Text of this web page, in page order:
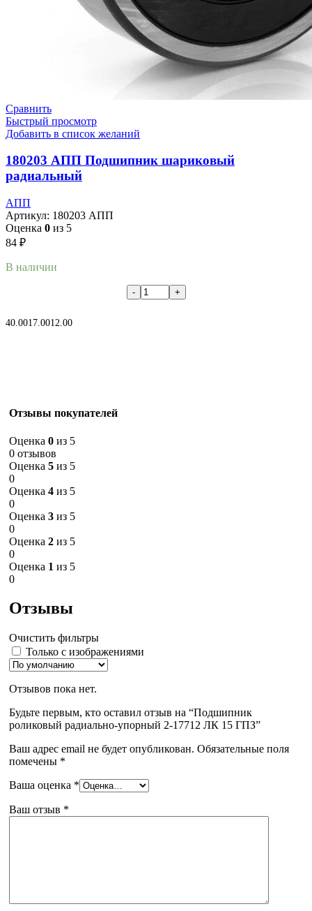
Сравнить
Быстрый просмотр
Добавить в список желаний
180203 АПП Подшипник шариковый
радиальный
АПП
Артикул: 180203 АПП
Оценка 0 из 5
84 ₽
В наличии
40.0017.0012.00
Отзывы покупателей
Оценка 0 из 5
0 отзывов
Оценка 5 из 5
0
Оценка 4 из 5
0
Оценка 3 из 5
0
Оценка 2 из 5
0
Оценка 1 из 5
0
Отзывы
Очистить фильтры
Только с изображениями
Отзывов пока нет.
Будьте первым, кто оставил отзыв на “Подшипник
роликовый радиально-упорный 2-17712 ЛК 15 ГПЗ”
Ваш адрес email не будет опубликован. Обязательные поля
помечены *
Ваша оценка *
Ваш отзыв *